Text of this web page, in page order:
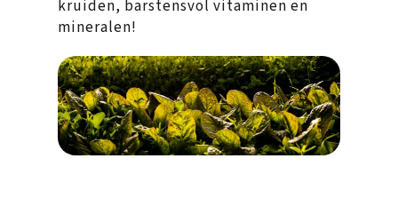
kruiden, barstensvol vitaminen en
mineralen!